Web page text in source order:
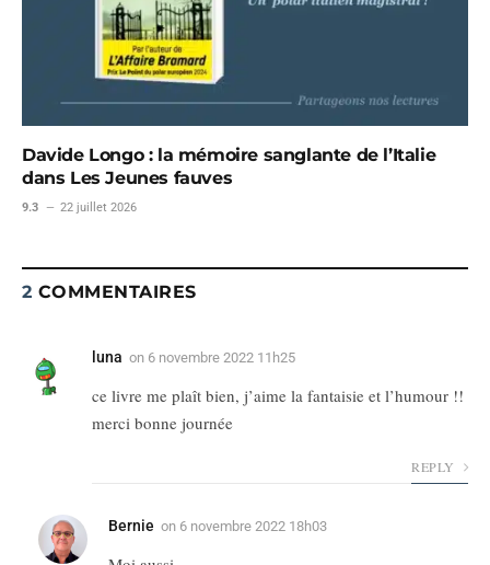
Davide Longo : la mémoire sanglante de l’Italie
dans Les Jeunes fauves
9.3 22 juillet 2026
2 COMMENTAIRES
luna on 6 novembre 2022 11h25
ce livre me plaît bien, j’aime la fantaisie et l’humour !!
merci bonne journée
REPLY
Bernie on 6 novembre 2022 18h03